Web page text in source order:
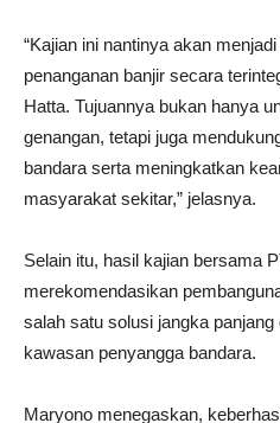
“Kajian ini nantinya akan
penanganan banjir secara
Hatta. Tujuannya bukan hanya
genangan, tetapi juga
bandara serta meningkatkan
masyarakat sekitar,” jelasnya.
Selain itu, hasil kajian bersama
merekomendasikan
salah satu solusi jangka
kawasan penyangga bandara.
Maryono menegaskan,